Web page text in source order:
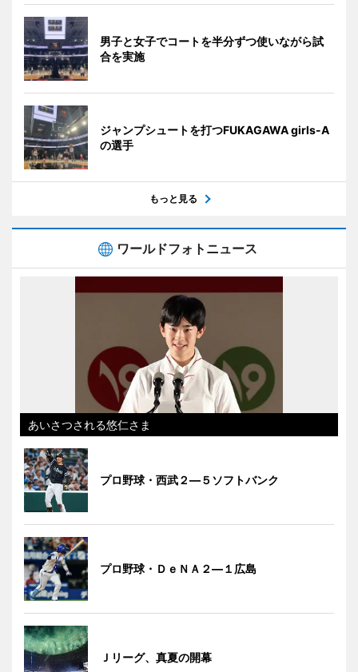
男子と女子でコートを半分ずつ使いながら試
合を実施
ジャンプシュートを打つFUKAGAWA girls-A
の選手
もっと見る
ワールドフォトニュース
あいさつされる悠仁さま
プロ野球・西武２―５ソフトバンク
プロ野球・ＤｅＮＡ２―１広島
Ｊリーグ、真夏の開幕